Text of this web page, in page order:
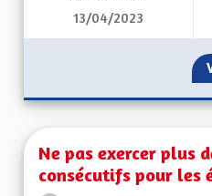
13/04/2023
Ne pas exercer plus
consécutifs pour les